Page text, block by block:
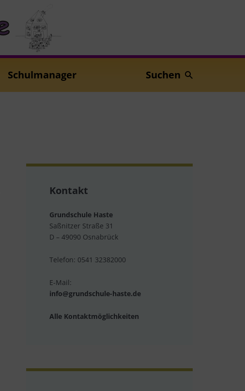
Schulmanager Suchen
Kontakt
Grundschule Haste
Saßnitzer Straße 31
D – 49090 Osnabrück
Telefon: 0541 32382000
E-Mail:
info@grundschule-haste.de
Alle Kontaktmöglichkeiten